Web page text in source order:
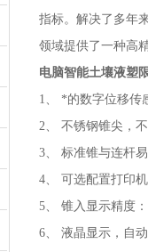
指标。解决了多年
领域提供了一种高
电脑智能土壤液塑
1、 *的数字位移传
2、 不锈钢锥尖，
3、 标准锥与连杆
4、 可选配置打印
5、 锥入显示精度
6、 液晶显示，自